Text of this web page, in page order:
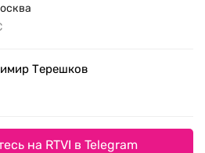
Терешков
на RTVI в Telegram